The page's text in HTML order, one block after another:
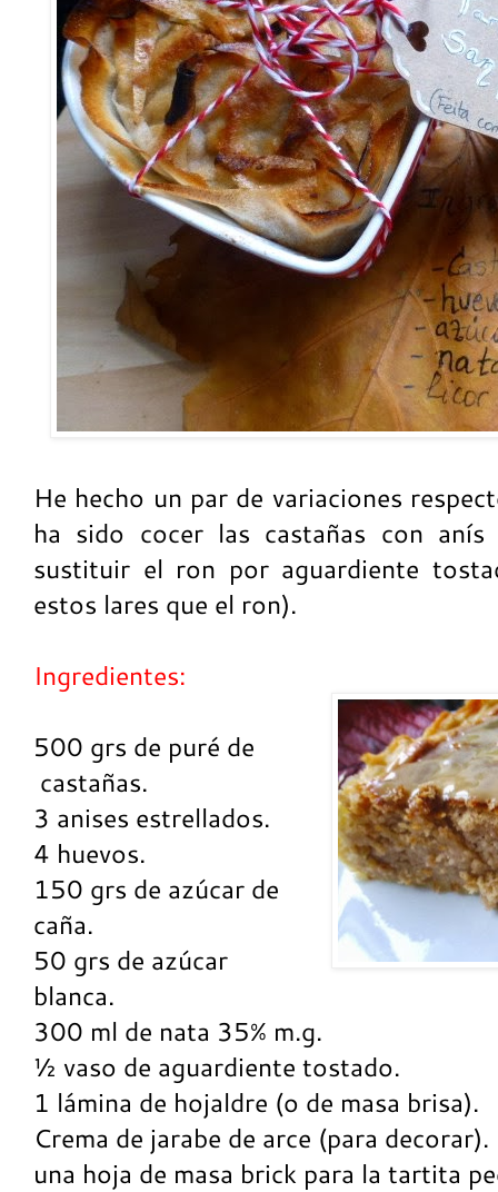
He hecho un par de variaciones
ha sido cocer las castañas con
sustituir el ron por aguardiente
estos lares que el ron).
Ingredientes:
500 grs de puré de
castañas.
3 anises estrellados.
4 huevos.
150 grs de azúcar de
caña.
50 grs de azúcar
blanca.
300 ml de nata 35% m.g.
½ vaso de aguardiente tostado.
1 lámina de hojaldre (o de masa brisa).
Crema de jarabe de arce (para decorar).
una hoja de masa brick para la tartita